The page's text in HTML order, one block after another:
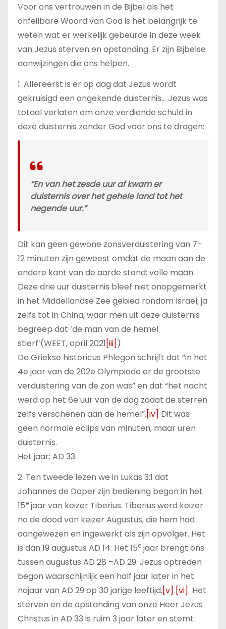
Voor ons vertrouwen in de Bijbel als het
onfeilbare Woord van God is het belangrijk te
weten wat er werkelijk gebeurde in deze week
van Jezus sterven en opstanding. Er zijn Bijbelse
aanwijzingen die ons helpen.
1. Allereerst is er op dag dat Jezus wordt
gekruisigd een ongekende duisternis… Jezus was
totaal verlaten om onze verdiende schuld in
deze duisternis zonder God voor ons te dragen:
“En van het zesde uur af kwam er
duisternis over het gehele land tot het
negende uur.”
Dit kan geen gewone zonsverduistering van 7-
12 minuten zijn geweest omdat de maan aan de
andere kant van de aarde stond: volle maan.
Deze drie uur duisternis bleef niet onopgemerkt
in het Middellandse Zee gebied rondom Israël, ja
zelfs tot in China, waar men uit deze duisternis
begreep dat ‘de man van de hemel
stierf’(WEET, april 2021[iii] )
De Griekse historicus Phlegon schrijft dat “in het
4e jaar van de 202e Olympiade er de grootste
verduistering van de zon was” en dat “het nacht
werd op het 6e uur van de dag zodat de sterren
zelfs verschenen aan de hemel”.[iv] Dit was
geen normale eclips van minuten, maar uren
duisternis.
Het jaar: AD 33.
2. Ten tweede lezen we in Lukas 3:1 dat
Johannes de Doper zijn bediening begon in het
15e jaar van keizer Tiberius. Tiberius werd keizer
na de dood van keizer Augustus, die hem had
aangewezen en ingewerkt als zijn opvolger. Het
is dan 19 augustus AD 14. Het 15e jaar brengt ons
tussen augustus AD 28 –AD 29. Jezus optreden
begon waarschijnlijk een half jaar later in het
najaar van AD 29 op 30 jarige leeftijd.[v] [vi] Het
sterven en de opstanding van onze Heer Jezus
Christus in AD 33 is ruim 3 jaar later en stemt